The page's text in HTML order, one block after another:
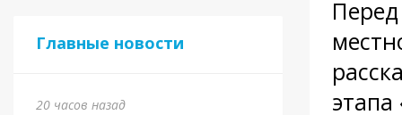
Главные новости
20 часов назад